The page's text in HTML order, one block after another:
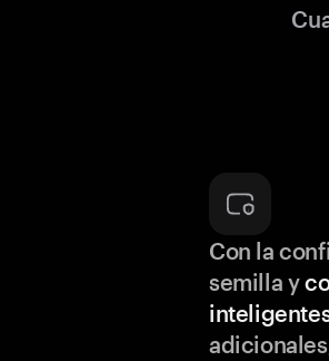
Con la
semilla y